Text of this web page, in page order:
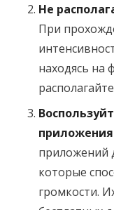
Не
При
находясь на
приложений
которые
громкости.